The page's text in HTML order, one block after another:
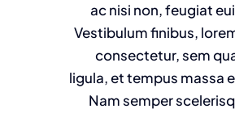
ac nisi non, feugiat
Vestibulum finibus,
consectetur, sem
ligula, et tempus massa
Nam semper